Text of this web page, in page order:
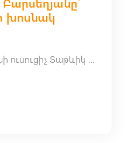
խոսնակ
«Այբ» դպրոցի անգլերենի ուսուցիչ Տաթևիկ Բարսեղյանը՝ TEFL համաժողովի խոսնակ